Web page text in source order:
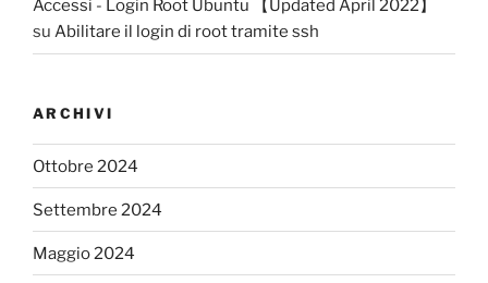
Accessi - Login Root Ubuntu 【Updated April 2022】
su Abilitare il login di root tramite ssh
ARCHIVI
Ottobre 2024
Settembre 2024
Maggio 2024